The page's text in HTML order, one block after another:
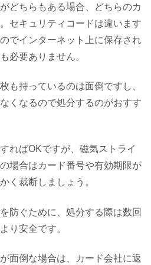
どちらもある場合、どちらのカ
セキュリティコードは違います
でインターネット上に保存され
必要ありません。
も持っているのは面倒ですし、
くなるので処分するのがおすす
ればOKですが、磁気ストライ
場合はカード番号や有効期限が
く裁断しましょう。
防ぐために、処分する際は数回
り安全です。
面倒な場合は、カード会社に返